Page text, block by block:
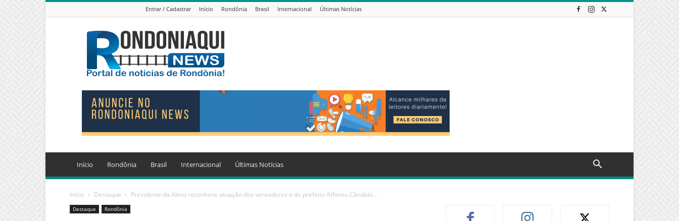
Entrar / Cadastrar Início Rondônia Brasil Internacional Últimas Notícias
Jornal
Eletrônico
Rondoniaqui
News
Início Rondônia Brasil Internacional Últimas Notícias
Início Destaque Presidente da Alero reconhece atuação dos vereadores e do prefeito Affonso Cândido...
Destaque Rondônia